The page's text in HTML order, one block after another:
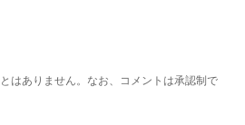
はありません。なお、コメントは承認制で